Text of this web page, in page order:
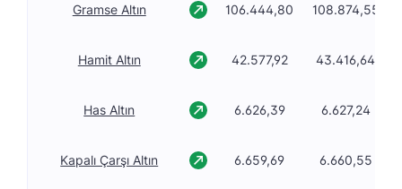
Gramse Altın 106.444,80 108.874,55
Hamit Altın 42.577,92 43.416,64
Has Altın 6.626,39 6.627,24
Kapalı Çarşı Altın 6.659,69 6.660,55